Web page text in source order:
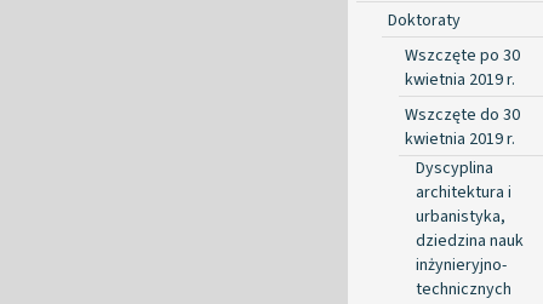
Doktoraty
Wszczęte po 30
kwietnia 2019 r.
Wszczęte do 30
kwietnia 2019 r.
Dyscyplina
architektura i
urbanistyka,
dziedzina nauk
inżynieryjno-
technicznych